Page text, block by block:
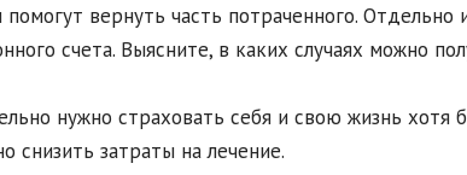
вернуть часть потраченного. Отдельно
счета. Выясните, в каких случаях можно
нужно страховать себя и свою жизнь хотя
снизить затраты на лечение.